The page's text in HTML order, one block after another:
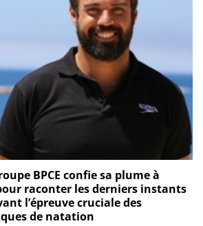
BPCE confie sa plume à
raconter les derniers instants
l’épreuve cruciale des
de natation